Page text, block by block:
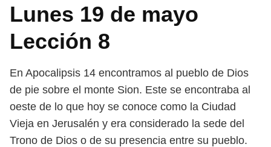
Lunes 19 de mayo
Lección 8
En Apocalipsis 14 encontramos al pueblo de Dios
de pie sobre el monte Sion. Este se encontraba al
oeste de lo que hoy se conoce como la Ciudad
Vieja en Jerusalén y era considerado la sede del
Trono de Dios o de su presencia entre su pueblo.